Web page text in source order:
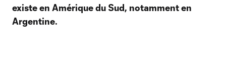
existe en Amérique du Sud, notamment en
Argentine.